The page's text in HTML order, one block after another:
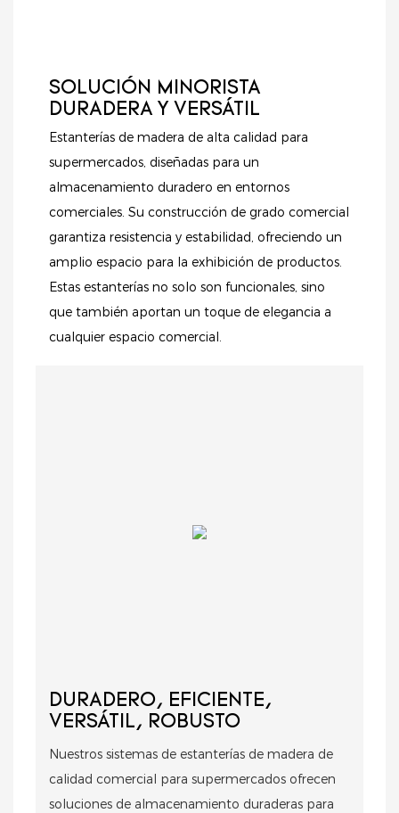
impulsar las ventas.
SOLUCIÓN MINORISTA
DURADERA Y VERSÁTIL
Estanterías de madera de alta calidad para
supermercados, diseñadas para un
almacenamiento duradero en entornos
comerciales. Su construcción de grado comercial
garantiza resistencia y estabilidad, ofreciendo un
amplio espacio para la exhibición de productos.
Estas estanterías no solo son funcionales, sino
que también aportan un toque de elegancia a
cualquier espacio comercial.
DURADERO, EFICIENTE,
VERSÁTIL, ROBUSTO
Nuestros sistemas de estanterías de madera de
calidad comercial para supermercados ofrecen
soluciones de almacenamiento duraderas para